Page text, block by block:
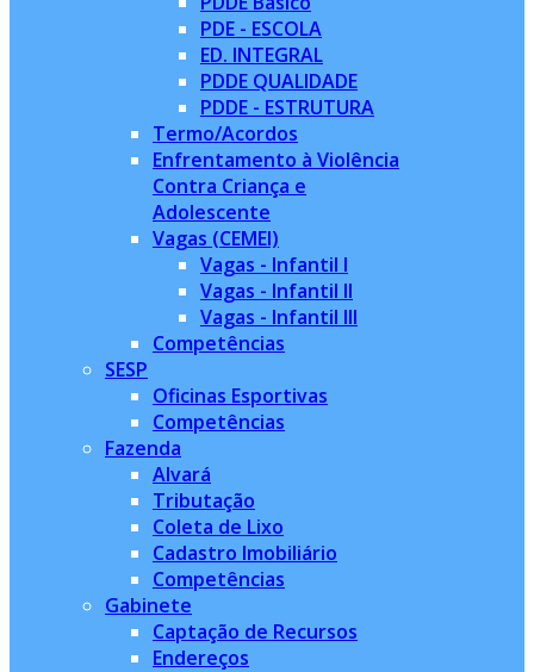
PDE - ESCOLA
ED. INTEGRAL
PDDE QUALIDADE
PDDE - ESTRUTURA
Termo/Acordos
Enfrentamento à Violência
Contra Criança e
Adolescente
Vagas (CEMEI)
Vagas - Infantil I
Vagas - Infantil II
Vagas - Infantil III
Competências
SESP
Oficinas Esportivas
Competências
Fazenda
Alvará
Tributação
Coleta de Lixo
Cadastro Imobiliário
Competências
Gabinete
Captação de Recursos
Endereços